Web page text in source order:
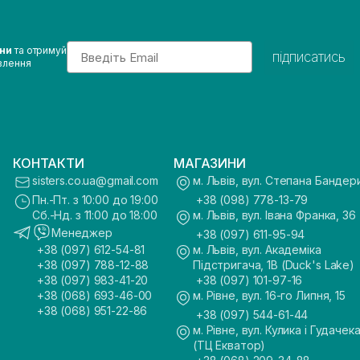
та отримуйEmail
підписатись
КОНТАКТИ
sisters.co.ua@gmail.com
Пн.-Пт. з 10:00 до 19:00
Сб.-Нд. з 11:00 до 18:00
Менеджер
+38 (097) 612-54-81
+38 (097) 788-12-88
+38 (097) 983-41-20
+38 (068) 693-46-00
+38 (068) 951-22-86
МАГАЗИНИ
м. Львів, вул. Степана
+38 (098) 778-13-79
м. Львів, вул. Івана Франка, 36
+38 (097) 611-95-94
м. Львів, вул. Академіка
Підстригача, 1В (Duck's Lake)
+38 (097) 101-97-16
м. Рівне, вул. 16-го Липня, 15
+38 (097) 544-61-44
м. Рівне, вул. Кулика і
(ТЦ Екватор)